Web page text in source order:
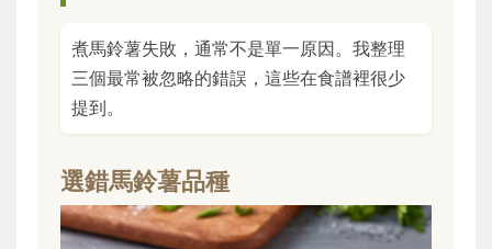
煮馬鈴薯失敗，通常不是單一原因。我整理
三個最常被忽略的錯誤，這些在食譜裡很少
提到。
選錯馬鈴薯品種